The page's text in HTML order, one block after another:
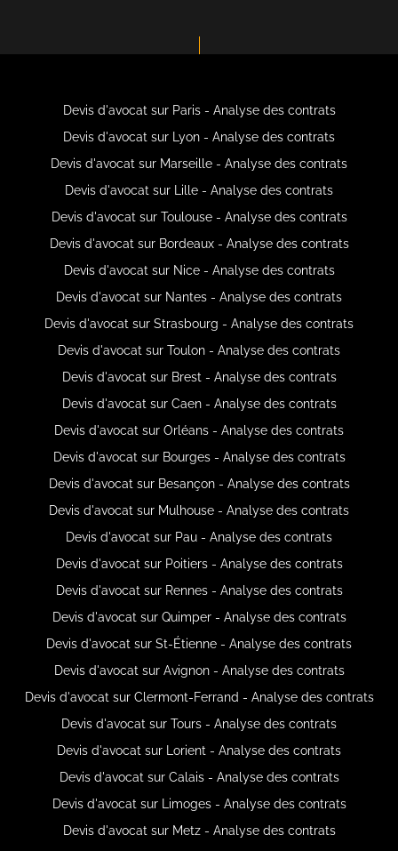
Devis d'avocat sur Paris - Analyse des contrats
Devis d'avocat sur Lyon - Analyse des contrats
Devis d'avocat sur Marseille - Analyse des contrats
Devis d'avocat sur Lille - Analyse des contrats
Devis d'avocat sur Toulouse - Analyse des contrats
Devis d'avocat sur Bordeaux - Analyse des contrats
Devis d'avocat sur Nice - Analyse des contrats
Devis d'avocat sur Nantes - Analyse des contrats
Devis d'avocat sur Strasbourg - Analyse des contrats
Devis d'avocat sur Toulon - Analyse des contrats
Devis d'avocat sur Brest - Analyse des contrats
Devis d'avocat sur Caen - Analyse des contrats
Devis d'avocat sur Orléans - Analyse des contrats
Devis d'avocat sur Bourges - Analyse des contrats
Devis d'avocat sur Besançon - Analyse des contrats
Devis d'avocat sur Mulhouse - Analyse des contrats
Devis d'avocat sur Pau - Analyse des contrats
Devis d'avocat sur Poitiers - Analyse des contrats
Devis d'avocat sur Rennes - Analyse des contrats
Devis d'avocat sur Quimper - Analyse des contrats
Devis d'avocat sur St-Étienne - Analyse des contrats
Devis d'avocat sur Avignon - Analyse des contrats
Devis d'avocat sur Clermont-Ferrand - Analyse des contrats
Devis d'avocat sur Tours - Analyse des contrats
Devis d'avocat sur Lorient - Analyse des contrats
Devis d'avocat sur Calais - Analyse des contrats
Devis d'avocat sur Limoges - Analyse des contrats
Devis d'avocat sur Metz - Analyse des contrats